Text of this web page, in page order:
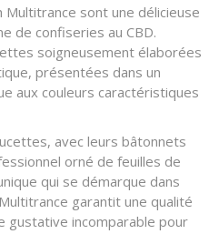
Multitrance sont une délicieuse
de confiseries au CBD.
soigneusement élaborées
présentées dans un
aux couleurs caractéristiques
avec leurs bâtonnets
orné de feuilles de
qui se démarque dans
garantit une qualité
gustative incomparable pour